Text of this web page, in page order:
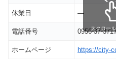
休業日 ―
電話番号 0956-37-
ホームページ https://city-
スクロー